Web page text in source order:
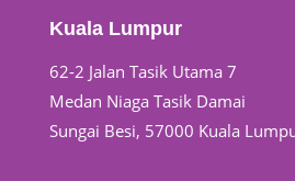
Kuala Lumpur
62-2 Jalan Tasik Utama 7
Medan Niaga Tasik Damai
Sungai Besi, 57000 Kuala